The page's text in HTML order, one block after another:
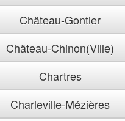
Château-Gontier
Château-Chinon(Ville)
Chartres
Charleville-Mézières